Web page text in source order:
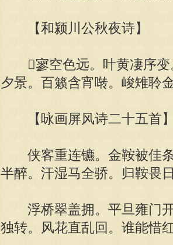
【和颍川公秋夜诗】
寥空色远。叶黄凄序变
夕景。百籁含宵啭。峻雉聆
【咏画屏风诗二十五首
侠客重连镳。金鞍被佳条
半醉。汗湿马全骄。归鞍畏
浮桥翠盖拥。平旦雍门开
独转。风花直乱回。谁能惜